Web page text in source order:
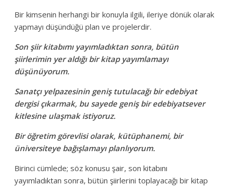
Bir kimsenin herhangi bir konuyla ilgili, ileriye dönük olarak
yapmayı düşündüğü plan ve projelerdir.
Son şiir kitabımı yayımladıktan sonra, bütün
şiirlerimin yer aldığı bir kitap yayımlamayı
düşünüyorum.
Sanatçı yelpazesinin geniş tutulacağı bir edebiyat
dergisi çıkarmak, bu sayede geniş bir edebiyatsever
kitlesine ulaşmak istiyoruz.
Bir öğretim görevlisi olarak, kütüphanemi, bir
üniversiteye bağışlamayı planlıyorum.
Birinci cümlede; söz konusu şair, son kitabını
yayımladıktan sonra, bütün şiirlerini toplayacağı bir kitap